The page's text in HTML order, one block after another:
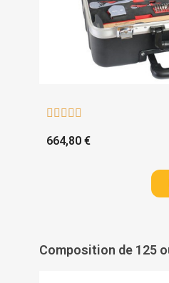
    
664,80 €